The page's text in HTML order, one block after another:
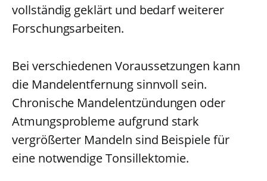
vollständig geklärt und bedarf weiterer
Forschungsarbeiten.
Bei verschiedenen Voraussetzungen kann
die Mandelentfernung sinnvoll sein.
Chronische Mandelentzündungen oder
Atmungsprobleme aufgrund stark
vergrößerter Mandeln sind Beispiele für
eine notwendige Tonsillektomie.